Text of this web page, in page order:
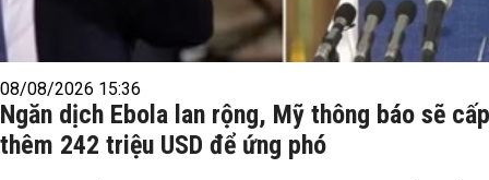
08/08/2026 15:36
Ngăn dịch Ebola lan rộng, Mỹ thông báo sẽ cấp
thêm 242 triệu USD để ứng phó